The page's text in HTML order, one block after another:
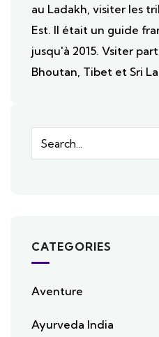
au Ladakh, visiter les
Est. Il était un guide
jusqu'à 2015. Vsiter
Bhoutan, Tibet et Sri
CATEGORIES
Aventure
Ayurveda India